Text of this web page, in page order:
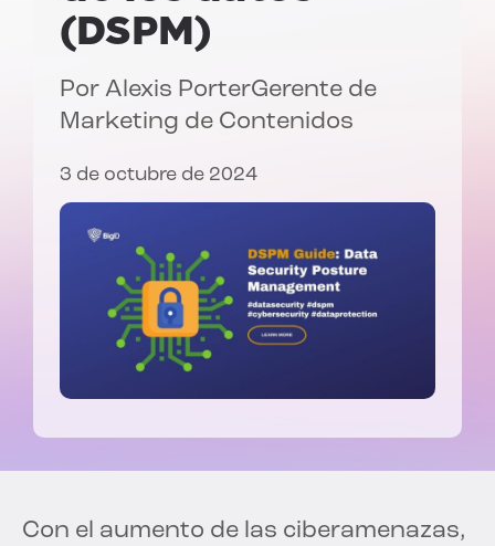
(DSPM)
Por Alexis PorterGerente de
Marketing de Contenidos
3 de octubre de 2024
Con el aumento de las ciberamenazas,